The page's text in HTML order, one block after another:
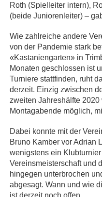
Roth (Spielleiter intern),
(beide Juniorenleiter) –
Wie zahlreiche andere
von der Pandemie stark
«Kastaniengarten» in
Monaten geschlossen ist
Turniere stattfinden, ruht
derzeit. Einzig zwischen
zweiten Jahreshälfte
Montagabende möglich,
Dabei konnte mit der
Bruno Kamber vor Adrian
wenigstens ein
Vereinsmeisterschaft und
hingegen unterbrochen
abgesagt. Wann und wie
ist derzeit noch offen.